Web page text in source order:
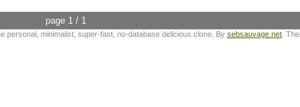
page 1 / 1
personal, minimalist, super-fast, no-database delicious clone. By sebsauvage.net .